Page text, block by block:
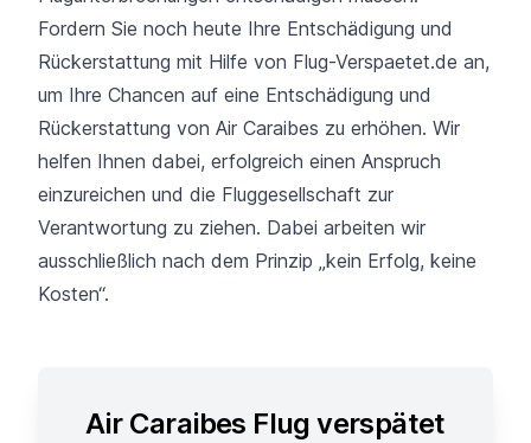
Fordern Sie noch heute Ihre Entschädigung und
Rückerstattung mit Hilfe von Flug-Verspaetet.de an,
um Ihre Chancen auf eine Entschädigung und
Rückerstattung von Air Caraibes zu erhöhen. Wir
helfen Ihnen dabei, erfolgreich einen Anspruch
einzureichen und die Fluggesellschaft zur
Verantwortung zu ziehen. Dabei arbeiten wir
ausschließlich nach dem Prinzip „kein Erfolg, keine
Kosten“.
Air Caraibes Flug verspätet